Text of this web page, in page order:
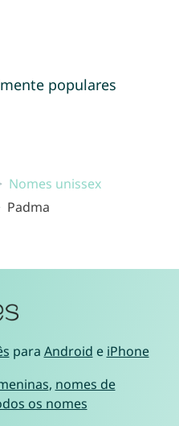
populares
Nomes unissex
Padma
para Android e iPhone
, nomes de
os nomes